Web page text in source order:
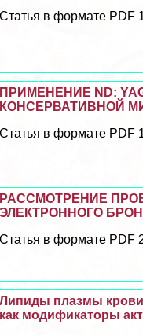
Статья в формате PDF
ПРИМЕНЕНИЕ ND:
КОНСЕРВАТИВНОЙ
Статья в формате PDF
РАССМОТРЕНИЕ
ЭЛЕКТРОННОГО
Статья в формате PDF
Липиды плазмы
как модификаторы